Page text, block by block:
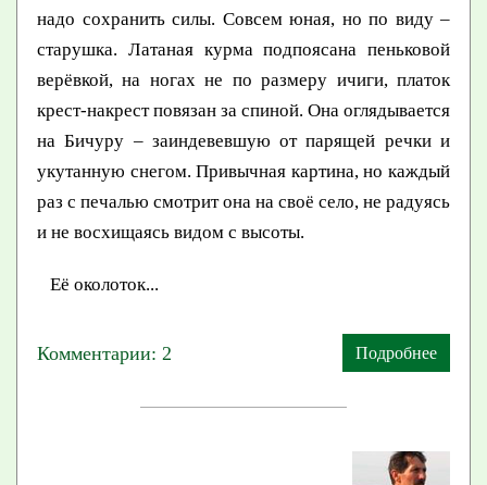
надо сохранить силы. Совсем юная, но по виду –
старушка. Латаная курма подпоясана пеньковой
верёвкой, на ногах не по размеру ичиги, платок
крест-накрест повязан за спиной. Она оглядывается
на Бичуру – заиндевевшую от парящей речки и
укутанную снегом. Привычная картина, но каждый
раз с печалью смотрит она на своё село, не радуясь
и не восхищаясь видом с высоты.
Её околоток...
Комментарии: 2 Подробнее